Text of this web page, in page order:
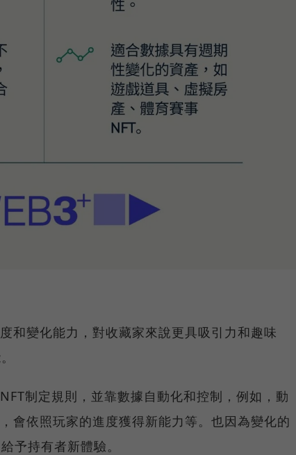
和變化能力，對收藏家來說更具吸引力和趣味
制定規則，並靠數據自動化和控制，例如，動
會依照玩家的進度獲得新能力等。也因為變化的
予持有者新體驗。